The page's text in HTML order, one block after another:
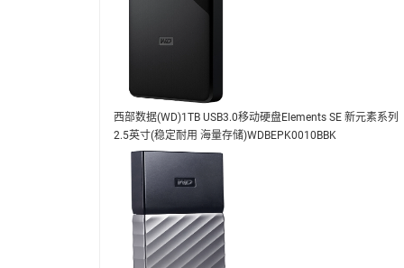
西部数据(WD)1TB USB3.0移动硬盘Elements SE 新元素系列
2.5英寸(稳定耐用 海量存储)WDBEPK0010BBK